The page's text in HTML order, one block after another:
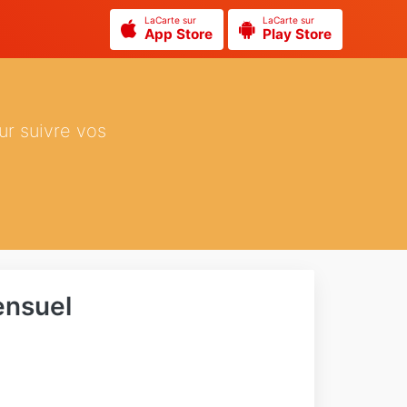
LaCarte sur
App Store
LaCarte sur
Play Store
suivre vos